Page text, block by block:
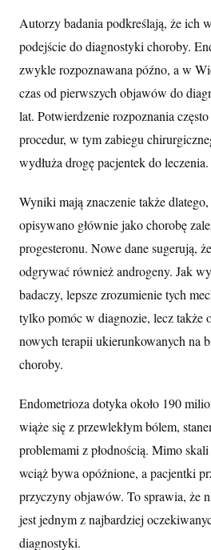
Autorzy badania podkreślają, że ich
podejście do diagnostyki choroby.
zwykle rozpoznawana późno, a w
czas od pierwszych objawów do
lat. Potwierdzenie rozpoznania
procedur, w tym zabiegu
wydłuża drogę pacjentek do leczenia.
Wyniki mają znaczenie także
opisywano głównie jako chorobę
progesteronu. Nowe dane sugerują,
odgrywać również androgeny. Jak
badaczy, lepsze zrozumienie tych
tylko pomóc w diagnozie, lecz także
nowych terapii ukierunkowanych na
choroby.
Endometrioza dotyka około 190
wiąże się z przewlekłym bólem,
problemami z płodnością. Mimo
wciąż bywa opóźnione, a pacjentki
przyczyny objawów. To sprawia, że
jest jednym z najbardziej
diagnostyki.